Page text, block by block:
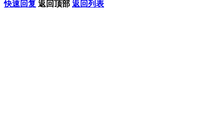
快速回复 返回顶部 返回列表